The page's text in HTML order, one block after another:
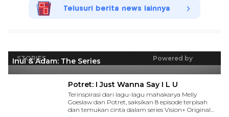
Telusuri berita news lainnya